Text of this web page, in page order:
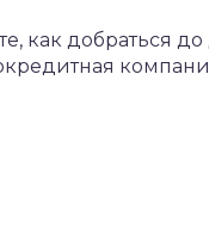
как добраться